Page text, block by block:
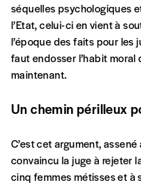
Organisation
Téléphone
séquelles psychologiques
l’Etat, celui-ci en vient à
l’époque des faits pour les
faut endosser l’habit moral
maintenant.
Un chemin périlleux
C’est cet argument,
convaincu la juge à rejeter
cinq femmes métisses et à